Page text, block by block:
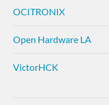
OCITRONIX
Open Hardware LA
VictorHCK